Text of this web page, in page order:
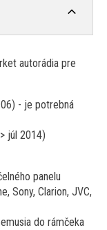
autorádia pre
- je potrebná
júl 2014)
panelu
Sony, Clarion, JVC,
do rámčeka